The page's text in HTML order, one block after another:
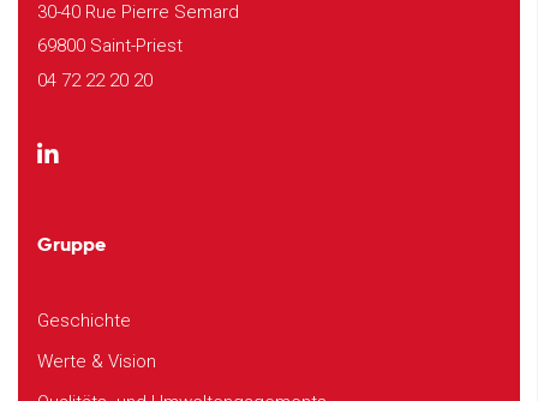
30-40 Rue Pierre Semard
69800 Saint-Priest
04 72 22 20 20
Gruppe
Geschichte
Werte & Vision